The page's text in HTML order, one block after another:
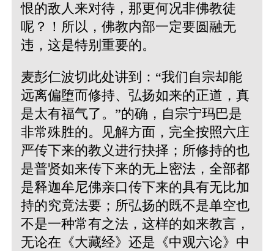
恨的敌人来对待，那更何况非佛教徒
呢？！所以，佛教内部一定要圆融无
违，这是特别重要的。
麦彭仁波切此处讲到：“我们自宗却能
远离偏堕而修持、弘扬如来的正道，真
是太有福气了。”的确，自宗宁玛巴是
非常殊胜的。见解方面，完全按照六庄
严传下来的教义进行抉择；所修持的也
是普贤如来传下来的无上密法，全部都
是释迦牟尼佛亲口传下来的具有无比加
持的究竟法要；所弘扬的既不是单空也
不是一种常有之法，这样的如来教言，
无论在《大藏经》还是《中观六论》中